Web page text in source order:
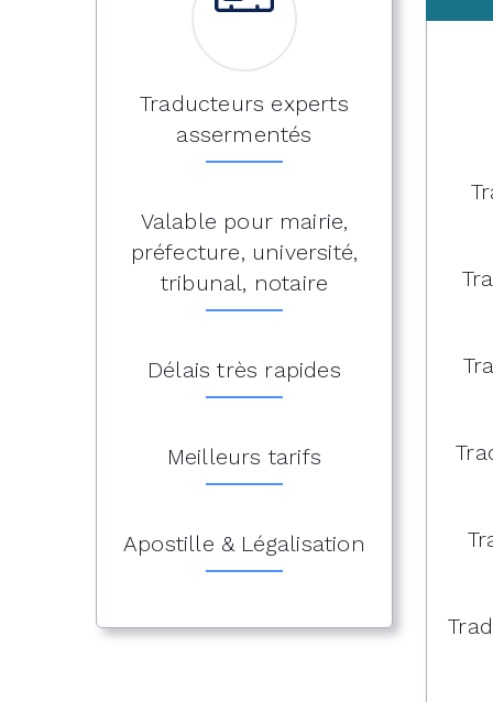
Traducteurs experts
assermentés
Valable pour mairie,
préfecture, université,
tribunal, notaire
Délais très rapides
Meilleurs tarifs
Apostille & Légalisation